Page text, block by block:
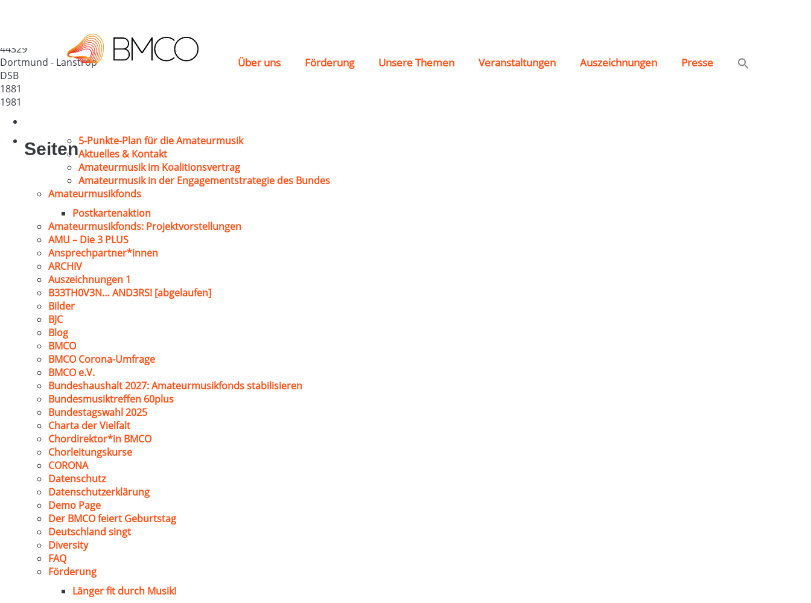
Über uns Förderung Unsere Themen Veranstaltungen Auszeichnungen Presse
44329
Dortmund - Lanstrop
DSB
1881
1981
Seiten5-Punkte-Plan für die Amateurmusik
Aktuelles & Kontakt
Amateurmusik im Koalitionsvertrag
Amateurmusik in der Engagementstrategie des Bundes
Amateurmusikfonds
Postkartenaktion
Amateurmusikfonds: Projektvorstellungen
AMU – Die 3 PLUS
Ansprechpartner*innen
ARCHIV
Auszeichnungen 1
B33TH0V3N… AND3RS! [abgelaufen]
Bilder
BJC
Blog
BMCO
BMCO Corona-Umfrage
BMCO e.V.
Bundeshaushalt 2027: Amateurmusikfonds stabilisieren
Bundesmusiktreffen 60plus
Bundestagswahl 2025
Charta der Vielfalt
Chordirektor*in BMCO
Chorleitungskurse
CORONA
Datenschutz
Datenschutzerklärung
Demo Page
Der BMCO feiert Geburtstag
Deutschland singt
Diversity
FAQ
Förderung
Länger fit durch Musik!